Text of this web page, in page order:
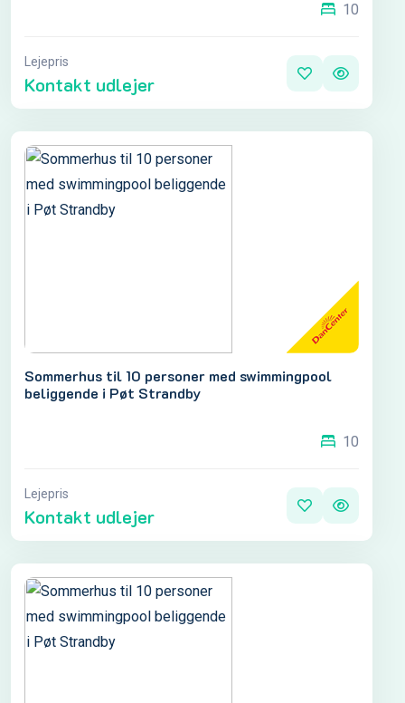
10
Lejepris
Kontakt udlejer
Sommerhus til 10 personer med swimmingpool
beliggende i Pøt Strandby
10
Lejepris
Kontakt udlejer